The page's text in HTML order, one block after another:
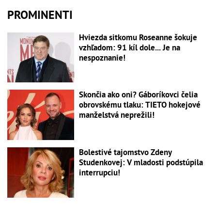
PROMINENTI
Hviezda sitkomu Roseanne šokuje
vzhľadom: 91 kíl dole... Je na
nespoznanie!
Skončia ako oni? Gáboríkovci čelia
obrovskému tlaku: TIETO hokejové
manželstvá neprežili!
Bolestivé tajomstvo Zdeny
Studenkovej: V mladosti podstúpila
interrupciu!